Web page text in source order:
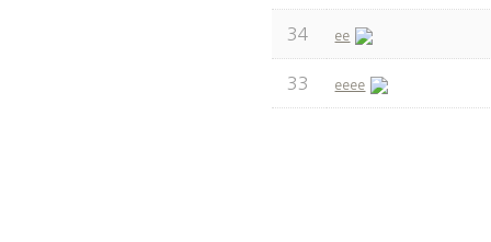
34 ee
33 eeee